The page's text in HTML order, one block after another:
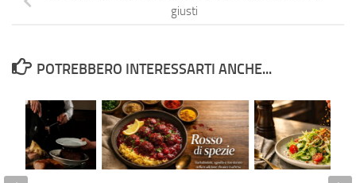
giusti
POTREBBERO INTERESSARTI ANCHE...